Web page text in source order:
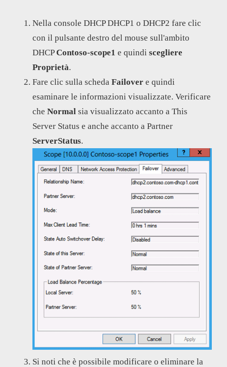
Nella console DHCP DHCP1 o DHCP2 fare clic
con il pulsante destro del mouse sull'ambito
DHCPContoso-scope1 e quindi scegliere
Proprietà.
Fare clic sulla scheda Failover e quindi
esaminare le informazioni visualizzate. Verificare
che Normal sia visualizzato accanto a This
Server Status e anche accanto a Partner
ServerStatus.
Si noti che è possibile modificare o eliminare la